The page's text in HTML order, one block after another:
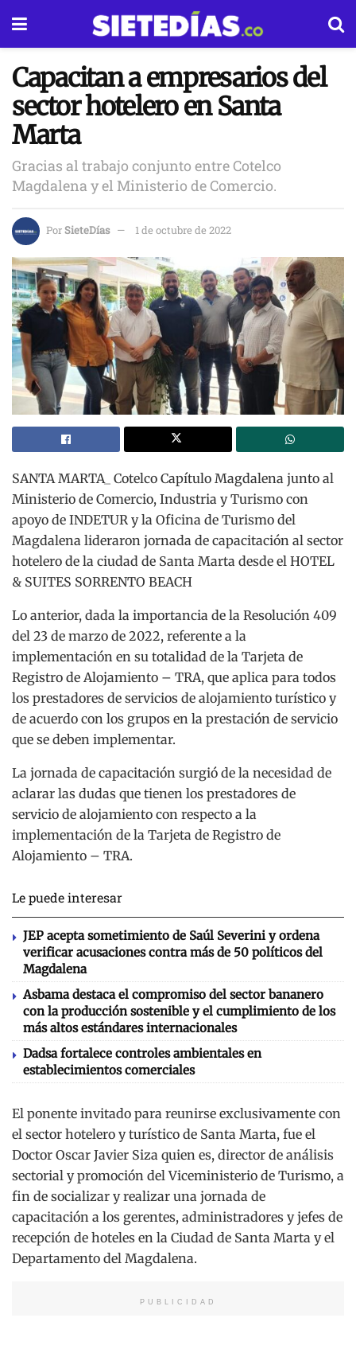
Capacitan a empresarios del
sector hotelero en Santa
Marta
Gracias al trabajo conjunto entre Cotelco
Magdalena y el Ministerio de Comercio.
PorSieteDías 1 de octubre de 2022
SANTA MARTA_ Cotelco Capítulo Magdalena junto al
Ministerio de Comercio, Industria y Turismo con
apoyo de INDETUR y la Oficina de Turismo del
Magdalena lideraron jornada de capacitación al sector
hotelero de la ciudad de Santa Marta desde el HOTEL
& SUITES SORRENTO BEACH
Lo anterior, dada la importancia de la Resolución 409
del 23 de marzo de 2022, referente a la
implementación en su totalidad de la Tarjeta de
Registro de Alojamiento – TRA, que aplica para todos
los prestadores de servicios de alojamiento turístico y
de acuerdo con los grupos en la prestación de servicio
que se deben implementar.
La jornada de capacitación surgió de la necesidad de
aclarar las dudas que tienen los prestadores de
servicio de alojamiento con respecto a la
implementación de la Tarjeta de Registro de
Alojamiento – TRA.
Le puede interesar
JEP acepta sometimiento de Saúl Severini y ordena
verificar acusaciones contra más de 50 políticos del
Magdalena
Asbama destaca el compromiso del sector bananero
con la producción sostenible y el cumplimiento de los
más altos estándares internacionales
Dadsa fortalece controles ambientales en
establecimientos comerciales
El ponente invitado para reunirse exclusivamente con
el sector hotelero y turístico de Santa Marta, fue el
Doctor Oscar Javier Siza quien es, director de análisis
sectorial y promoción del Viceministerio de Turismo, a
fin de socializar y realizar una jornada de
capacitación a los gerentes, administradores y jefes de
recepción de hoteles en la Ciudad de Santa Marta y el
Departamento del Magdalena.
PUBLICIDAD